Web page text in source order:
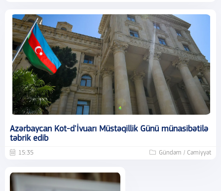
Azərbaycan Kot-d'İvuarı Müstəqillik Günü münasibətilə
təbrik edib
15:35 Gündəm / Cəmiyyət